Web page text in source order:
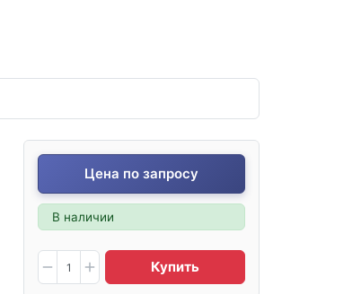
Цена по запросу
В наличии
Купить